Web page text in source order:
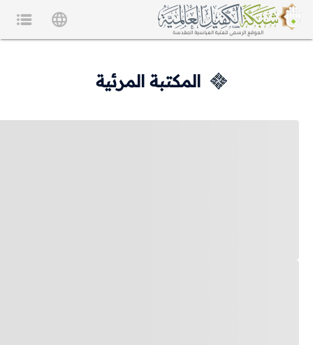
المكتبة المرئية